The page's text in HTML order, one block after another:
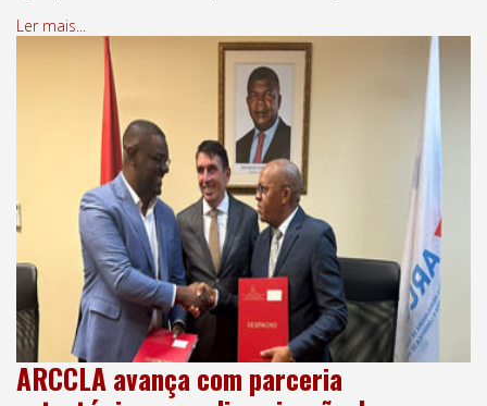
Ler mais...
ARCCLA avança com parceria